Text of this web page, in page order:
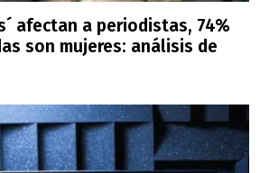
afectan a periodistas, 74%
son mujeres: análisis de